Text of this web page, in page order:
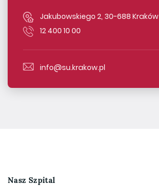
Jakubowskiego 2, 30-688 Kraków
12 400 10 00
info@su.krakow.pl
Nasz Szpital